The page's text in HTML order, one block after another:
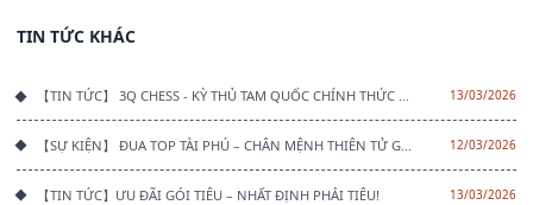
TIN TỨC KHÁC
【TIN TỨC】 3Q CHESS - KỲ THỦ TAM QUỐC CHÍNH THỨC RA MẮT 13/03/2026
12/03/2026
【TIN TỨC】ƯU ĐÃI GÓI TIÊU – NHẤT ĐỊNH PHẢI TIÊU! 13/03/2026